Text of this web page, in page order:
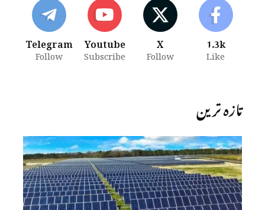
1.3k
Like
X
Follow
Youtube
Subscribe
Telegram
Follow
تازہ ترین